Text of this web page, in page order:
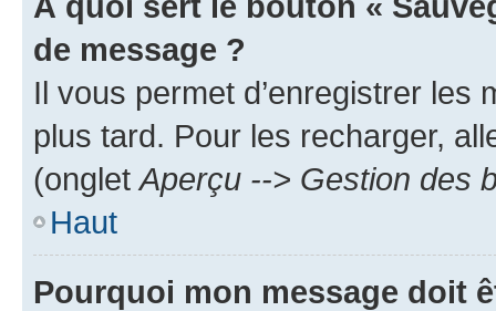
de message ?
Il vous permet d’enregistrer
plus tard. Pour les recharger,
(onglet Aperçu --> Gestion des
Haut
Pourquoi mon message doit